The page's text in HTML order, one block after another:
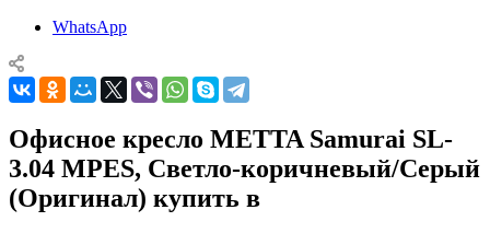
WhatsApp
Офисное кресло METTA Samurai SL-
3.04 MPES, Светло-коричневый/Серый
(Оригинал) купить в